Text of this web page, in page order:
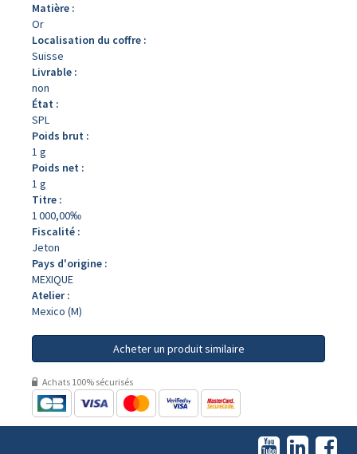
Matière :
Or
Localisation du coffre :
Suisse
Livrable :
non
État :
SPL
Poids brut :
1 g
Poids net :
1 g
Titre :
1 000,00‰
Fiscalité :
Jeton
Pays d'origine :
MEXIQUE
Atelier :
Mexico (M)
Acheter un produit similaire
Achats 100% sécurisés